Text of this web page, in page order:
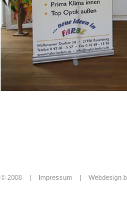
© 2008 | Impressum Webdesign